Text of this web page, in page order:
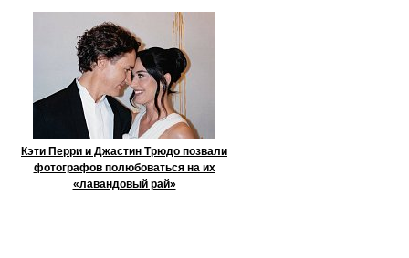
Кэти Перри и Джастин Трюдо позвали
фотографов полюбоваться на их
«лавандовый рай»